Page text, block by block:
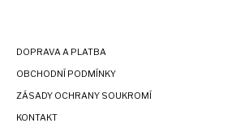
DOPRAVA A PLATBA
OBCHODNÍ PODMÍNKY
ZÁSADY OCHRANY SOUKROMÍ
KONTAKT